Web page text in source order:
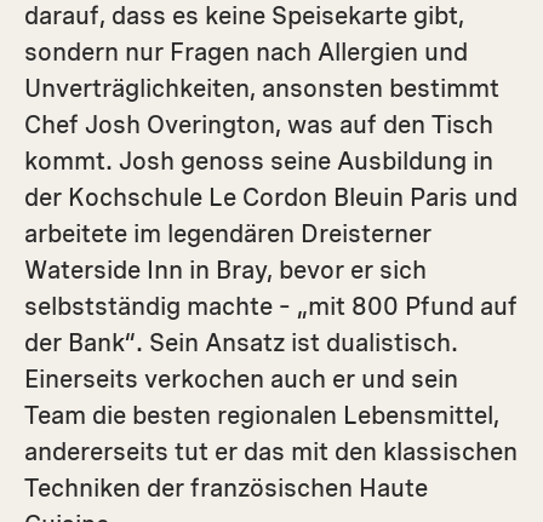
darauf, dass es keine Speisekarte gibt,
sondern nur Fragen nach Allergien und
Unverträglich­keiten, ansonsten bestimmt
Chef Josh Overington, was auf den Tisch
kommt. Josh genoss seine Ausbildung in
der Kochschule Le Cordon Bleuin Paris und
arbeitete im legendären Dreisterner
Waterside Inn in Bray, bevor er sich
selbstständig machte – „mit 800 Pfund auf
der Bank“. Sein Ansatz ist dualistisch.
Einerseits verkochen auch er und sein
Team die besten regionalen Lebensmittel,
andererseits tut er das mit den klassischen
Techniken der französischen Haute